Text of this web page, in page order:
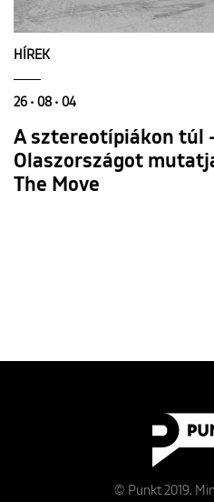
HÍREK
26 • 08 • 04
A sztereotípiákon túl
Olaszországot
The Move
© Punkt 2019.